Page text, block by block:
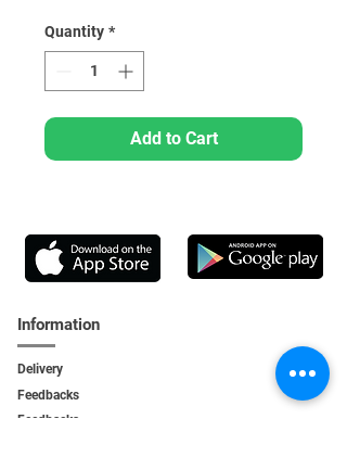
Quantity *
Add to Cart
Information
Delivery
Feedbacks
Feedbacks